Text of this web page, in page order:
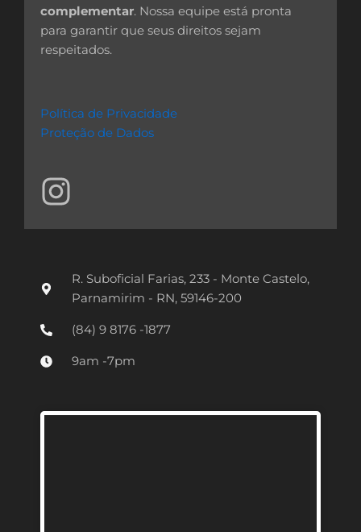
complementar. Nossa equipe está pronta
para garantir que seus direitos sejam
respeitados.
Política de Privacidade
Proteção de Dados
I
n
s
g
R. Suboficial Farias, 233 - Monte Castelo,
Parnamirim - RN, 59146-200
(84) 9 8176 -1877
9am -7pm